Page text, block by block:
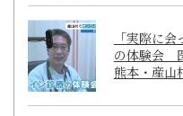
「実際に
の体験会
熊本・産山